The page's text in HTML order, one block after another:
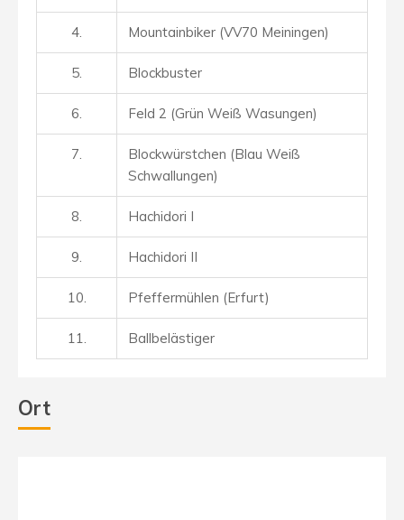
4. Mountainbiker (VV70 Meiningen)
5. Blockbuster
6. Feld 2 (Grün Weiß Wasungen)
7.
Blockwürstchen (Blau Weiß
Schwallungen)
8. Hachidori I
9. Hachidori II
10. Pfeffermühlen (Erfurt)
11. Ballbelästiger
Ort